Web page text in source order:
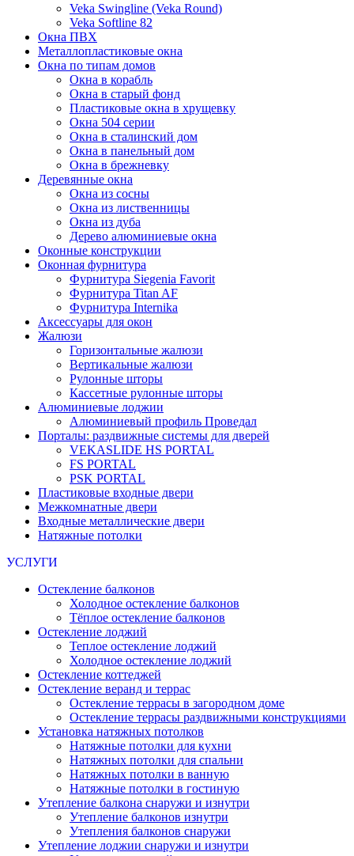
Veka Swingline (Veka Round)
Veka Softline 82
Окна ПВХ
Металлопластиковые окна
Окна по типам домов
Окна в корабль
Окна в старый фонд
Пластиковые окна в хрущевку
Окна 504 серии
Окна в сталинский дом
Окна в панельный дом
Окна в брежневку
Деревянные окна
Окна из сосны
Окна из лиственницы
Окна из дуба
Дерево алюминиевые окна
Оконные конструкции
Оконная фурнитура
Фурнитура Siegenia Favorit
Фурнитура Titan AF
Фурнитура Internika
Аксессуары для окон
Жалюзи
Горизонтальные жалюзи
Вертикальные жалюзи
Рулонные шторы
Кассетные рулонные шторы
Алюминиевые лоджии
Алюминиевый профиль Проведал
Порталы: раздвижные системы для дверей
VEKASLIDE HS PORTAL
FS PORTAL
PSK PORTAL
Пластиковые входные двери
Межкомнатные двери
Входные металлические двери
Натяжные потолки
УСЛУГИ
Остекление балконов
Холодное остекление балконов
Тёплое остекление балконов
Остекление лоджий
Теплое остекление лоджий
Холодное остекление лоджий
Остекление коттеджей
Остекление веранд и террас
Остекление террасы в загородном доме
Остекление террасы раздвижными конструкциями
Установка натяжных потолков
Натяжные потолки для кухни
Натяжных потолки для спальни
Натяжных потолки в ванную
Натяжные потолки в гостиную
Утепление балкона снаружи и изнутри
Утепление балконов изнутри
Утепления балконов снаружи
Утепление лоджии снаружи и изнутри